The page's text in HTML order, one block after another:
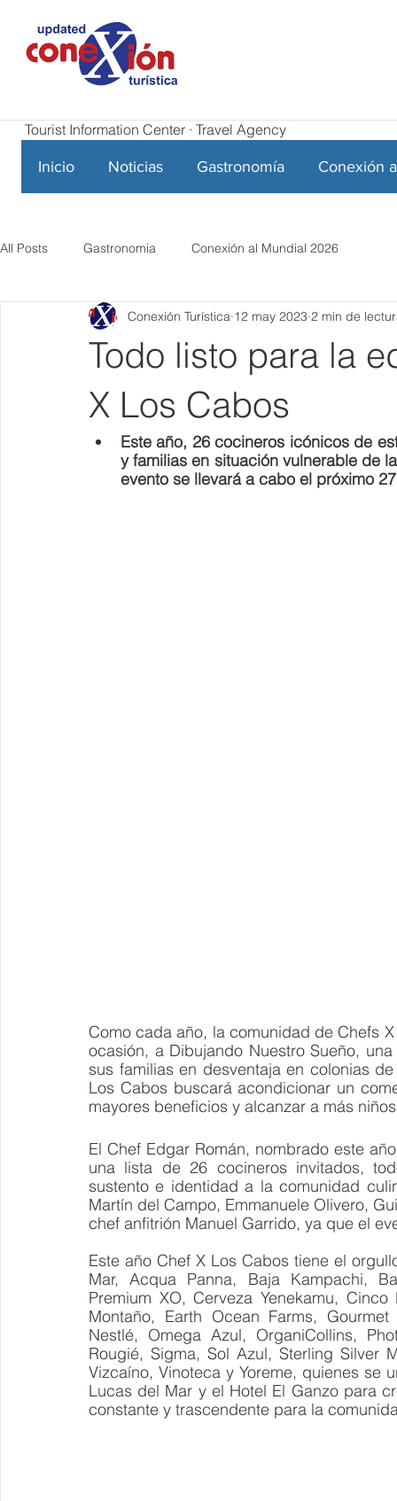
Tourist Information Center · Travel Agency
Inicio Noticias Gastronomía Conexión
All Posts Gastronomia Conexión al Mundial 2026
Todo listo para la
X Los Cabos
Conexión Turística 12 may 2023 2 min de
Este año, 26 cocineros icónicos de
y familias en situación vulnerable de
evento se llevará a cabo el próximo
Como cada año, la comunidad de Chefs
ocasión, a Dibujando Nuestro Sueño,
sus familias en desventaja en colonias
Los Cabos buscará acondicionar un
mayores beneficios y alcanzar a más
El Chef Edgar Román, nombrado este
una lista de 26 cocineros invitados,
sustento e identidad a la comunidad
Martín del Campo, Emmanuele Olivero,
chef anfitrión Manuel Garrido, ya que el
Este año Chef X Los Cabos tiene el
Mar, Acqua Panna, Baja Kampachi,
Premium XO, Cerveza Yenekamu,
Montaño, Earth Ocean Farms,
Nestlé, Omega Azul, OrganiCollins,
Rougié, Sigma, Sol Azul, Sterling Silver
Vizcaíno, Vinoteca y Yoreme, quienes se
Lucas del Mar y el Hotel El Ganzo para
constante y trascendente para la